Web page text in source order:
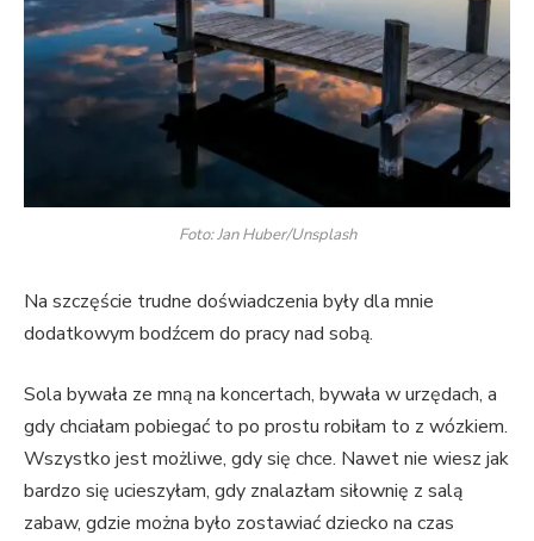
Foto: Jan Huber/Unsplash
Na szczęście trudne doświadczenia były dla mnie
dodatkowym bodźcem do pracy nad sobą.
Sola bywała ze mną na koncertach, bywała w urzędach, a
gdy chciałam pobiegać to po prostu robiłam to z wózkiem.
Wszystko jest możliwe, gdy się chce. Nawet nie wiesz jak
bardzo się ucieszyłam, gdy znalazłam siłownię z salą
zabaw, gdzie można było zostawiać dziecko na czas